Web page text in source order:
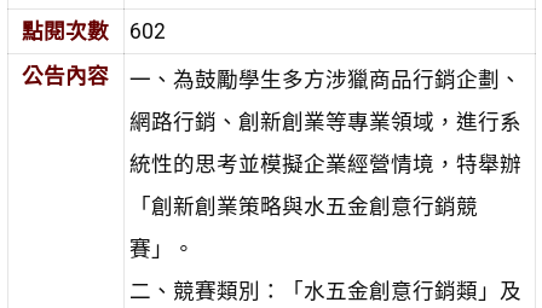
點閱次數
602
公告內容
一、為鼓勵學生多方涉獵商品行銷企劃、
網路行銷、創新創業等專業領域，進行系
統性的思考並模擬企業經營情境，特舉辦
「創新創業策略與水五金創意行銷競
賽」。
二、競賽類別：「水五金創意行銷類」及